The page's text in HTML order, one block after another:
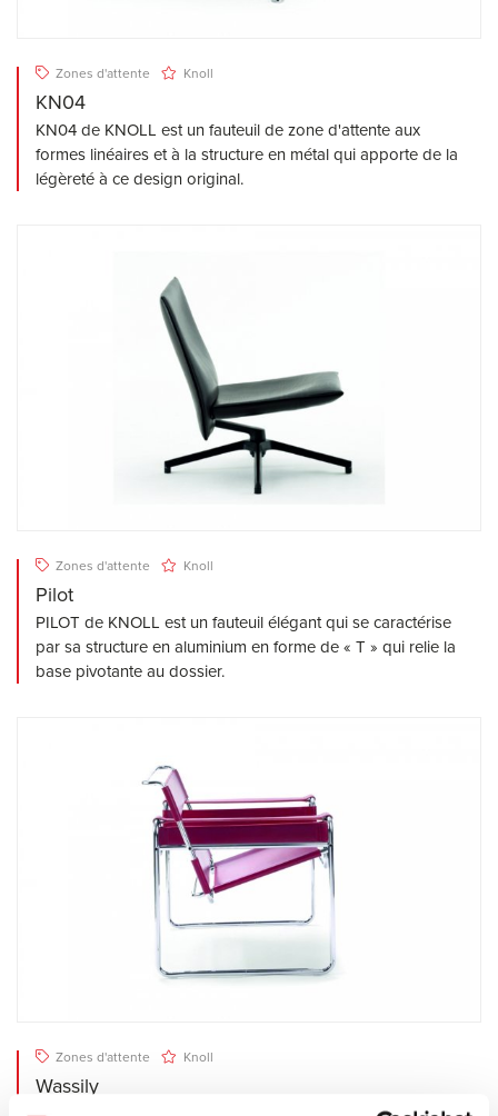
Zones d'attente Knoll
KN04
KN04 de KNOLL est un fauteuil de zone d'attente aux
formes linéaires et à la structure en métal qui apporte de la
légèreté à ce design original.
Zones d'attente Knoll
Pilot
PILOT de KNOLL est un fauteuil élégant qui se caractérise
par sa structure en aluminium en forme de « T » qui relie la
base pivotante au dossier.
Zones d'attente Knoll
Wassily